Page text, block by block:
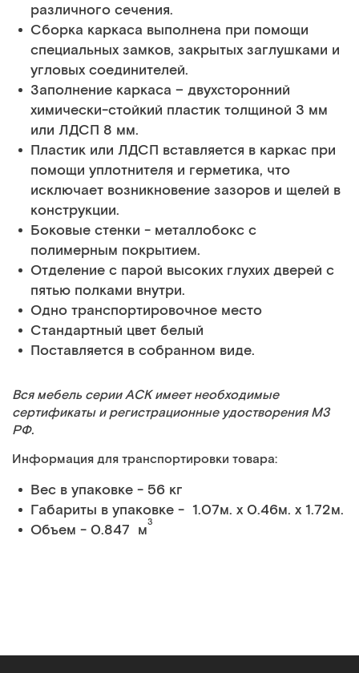
различного сечения.
Сборка каркаса выполнена при помощи
специальных замков, закрытых заглушками и
угловых соединителей.
Заполнение каркаса – двухсторонний
химически-стойкий пластик толщиной 3 мм
или ЛДСП 8 мм.
Пластик или ЛДСП вставляется в каркас при
помощи уплотнителя и герметика, что
исключает возникновение зазоров и щелей в
конструкции.
Боковые стенки - металлобокс с
полимерным покрытием.
Отделение с парой высоких глухих дверей с
пятью полками внутри.
Одно транспортировочное место
Стандартный цвет белый
Поставляется в собранном виде.
Вся мебель серии АСК имеет необходимые
сертификаты и регистрационные удостворения МЗ
РФ.
Информация для транспортировки товара:
Вес в упаковке - 56 кг
Габариты в упаковке - 1.07м. x 0.46м. x 1.72м.
Объем - 0.847 м3